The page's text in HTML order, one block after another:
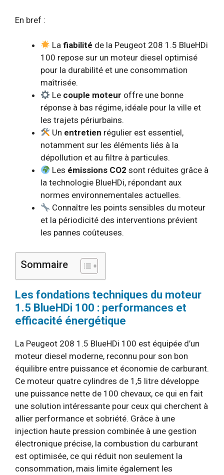
En bref :
Lafiabilité de la Peugeot 208 1.5 BlueHDi
100 repose sur un moteur diesel optimisé
pour la durabilité et une consommation
maîtrisée.
Le couple moteur offre une bonne
réponse à bas régime, idéale pour la ville et
les trajets périurbains.
Un entretien régulier est essentiel,
notamment sur les éléments liés à la
dépollution et au filtre à particules.
Les émissions CO2 sont réduites grâce à
la technologie BlueHDi, répondant aux
normes environnementales actuelles.
Connaître les points sensibles du moteur
et la périodicité des interventions prévient
les pannes coûteuses.
Sommaire
Les fondations techniques du moteur
1.5 BlueHDi 100 : performances et
efficacité énergétique
La Peugeot 208 1.5 BlueHDi 100 est équipée d’un
moteur diesel moderne, reconnu pour son bon
équilibre entre puissance et économie de carburant.
Ce moteur quatre cylindres de 1,5 litre développe
une puissance nette de 100 chevaux, ce qui en fait
une solution intéressante pour ceux qui cherchent à
allier performance et sobriété. Grâce à une
injection haute pression combinée à une gestion
électronique précise, la combustion du carburant
est optimisée, ce qui réduit non seulement la
consommation, mais limite également les